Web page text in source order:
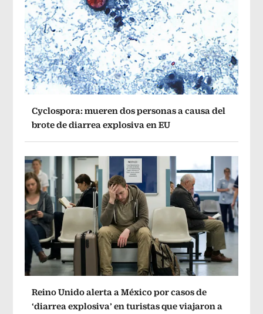
Cyclospora: mueren dos personas a causa del
brote de diarrea explosiva en EU
Reino Unido alerta a México por casos de
‘diarrea explosiva’ en turistas que viajaron a